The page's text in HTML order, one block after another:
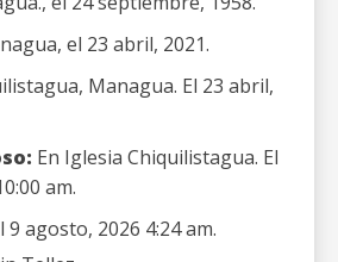
el 23 abril, 2021.
Managua. El 23 abril,
En Iglesia Chiquilistagua. El
am.
9 agosto, 2026 4:24 am.